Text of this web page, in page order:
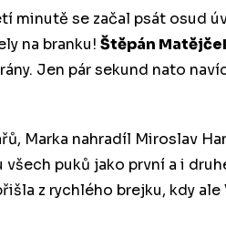
minutě se začal psát osud
na branku! Štěpán
Jen pár sekund nato
Marka nahradíl Miroslav
puků jako první a i
z rychlého brejku, kdy